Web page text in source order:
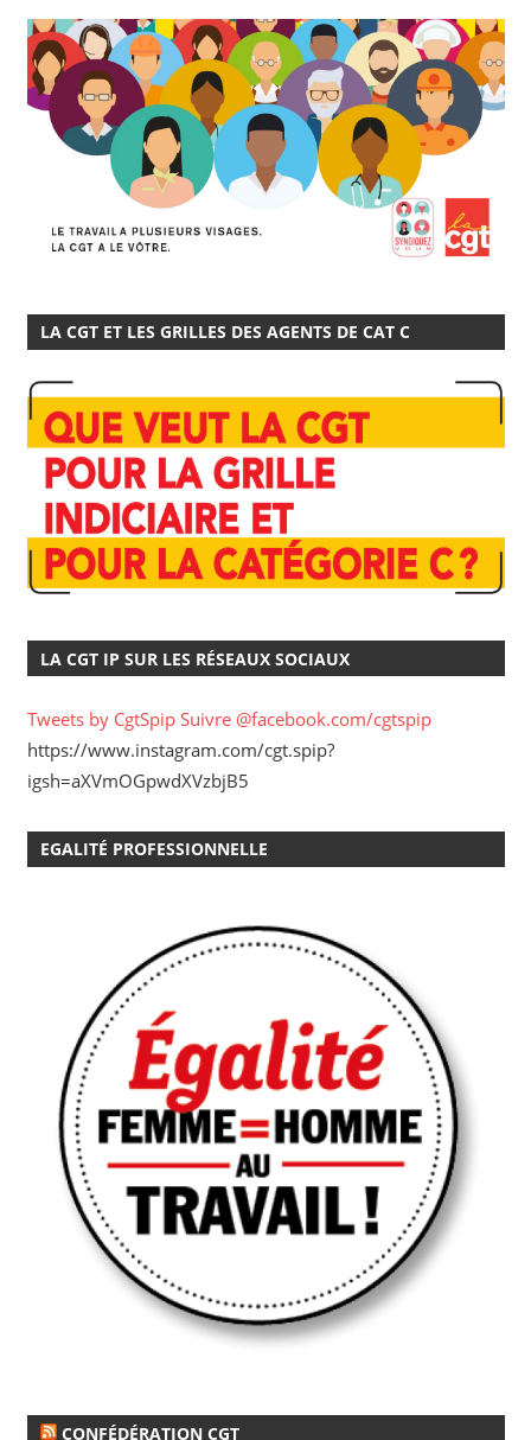
LA CGT ET LES GRILLES DES AGENTS DE CAT C
LA CGT IP SUR LES RÉSEAUX SOCIAUX
Tweets by CgtSpip Suivre @facebook.com/cgtspip
https://www.instagram.com/cgt.spip?
igsh=aXVmOGpwdXVzbjB5
EGALITÉ PROFESSIONNELLE
CONFÉDÉRATION CGT